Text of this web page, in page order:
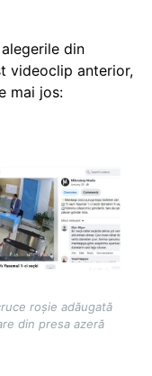
din
videoclip anterior,
mai jos:
roșie adăugată
din presa azeră